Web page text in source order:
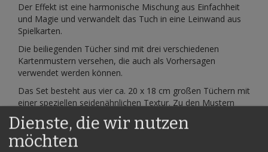
Der Effekt ist eine harmonische Mischung aus Einfachheit
und Magie und verwandelt das Tuch in eine Leinwand aus
Spielkarten.
Die beiliegenden Tücher sind mit drei verschiedenen
Kartenmustern versehen, die auch als Vorhersagen
verwendet werden können.
Das Set besteht aus vier ca. 20 x 18 cm großen Tüchern mit
einer speziellen seidenähnlichen Textur. Zu den Mustern
gehören
Blanko, Herz 8, Kreuz 9 und Karo König.
Verwenden Sie Ihr eigenes Kartenspiel.
Dienste, die wir nutzen
möchten